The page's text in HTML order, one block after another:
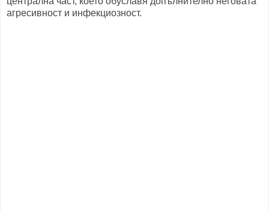
агресивност и инфекциозност.